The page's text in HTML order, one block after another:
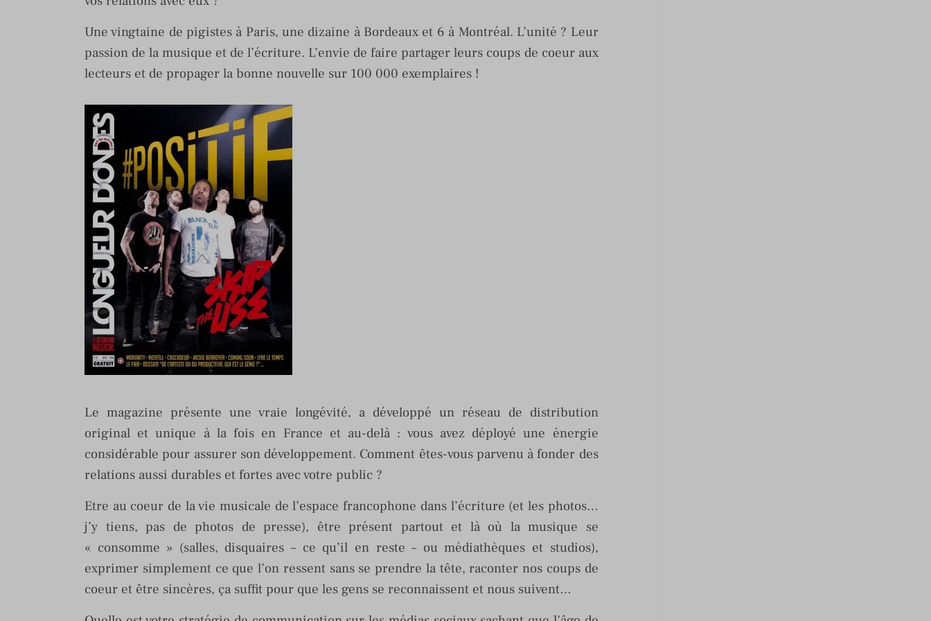
Une vingtaine de pigistes à Paris, une dizaine à Bordeaux et 6 à Montréal. L’unité ? Leur
passion de la musique et de l’écriture. L’envie de faire partager leurs coups de coeur aux
lecteurs et de propager la bonne nouvelle sur 100 000 exemplaires !
Le magazine présente une vraie longévité, a développé un réseau de distribution
original et unique à la fois en France et au-delà : vous avez déployé une énergie
considérable pour assurer son développement. Comment êtes-vous parvenu à fonder des
relations aussi durables et fortes avec votre public ?
Etre au coeur de la vie musicale de l’espace francophone dans l’écriture (et les photos…
j’y tiens, pas de photos de presse), être présent partout et là où la musique se
« consomme » (salles, disquaires – ce qu’il en reste – ou médiathèques et studios),
exprimer simplement ce que l’on ressent sans se prendre la tête, raconter nos coups de
coeur et être sincères, ça suffit pour que les gens se reconnaissent et nous suivent…